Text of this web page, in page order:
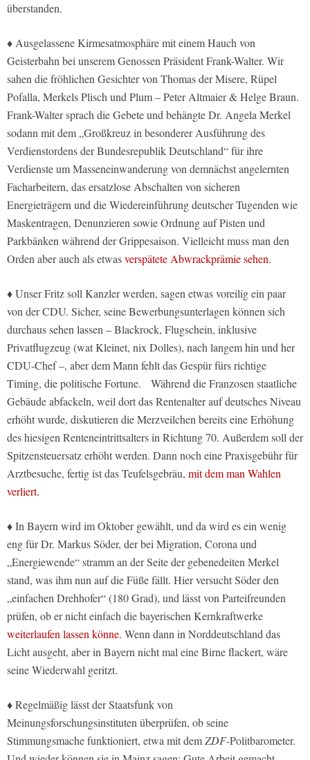
überstanden.
♦ Ausgelassene Kirmesatmosphäre mit einem Hauch von
Geisterbahn bei unserem Genossen Präsident Frank-Walter. Wir
sahen die fröhlichen Gesichter von Thomas der Misere, Rüpel
Pofalla, Merkels Plisch und Plum – Peter Altmaier & Helge Braun.
Frank-Walter sprach die Gebete und behängte Dr. Angela Merkel
sodann mit dem „Großkreuz in besonderer Ausführung des
Verdienstordens der Bundesrepublik Deutschland“ für ihre
Verdienste um Masseneinwanderung von demnächst angelernten
Facharbeitern, das ersatzlose Abschalten von sicheren
Energieträgern und die Wiedereinführung deutscher Tugenden wie
Maskentragen, Denunzieren sowie Ordnung auf Pisten und
Parkbänken während der Grippesaison. Vielleicht muss man den
Orden aber auch als etwasverspätete Abwrackprämie sehen.
♦ Unser Fritz soll Kanzler werden, sagen etwas voreilig ein paar
von der CDU. Sicher, seine Bewerbungsunterlagen können sich
durchaus sehen lassen – Blackrock, Flugschein, inklusive
Privatflugzeug (wat Kleinet, nix Dolles), nach langem hin und her
CDU-Chef –, aber dem Mann fehlt das Gespür fürs richtige
Timing, die politische Fortune. Während die Franzosen staatliche
Gebäude abfackeln, weil dort das Rentenalter auf deutsches Niveau
erhöht wurde, diskutieren die Merzveilchen bereits eine Erhöhung
des hiesigen Renteneintrittsalters in Richtung 70. Außerdem soll der
Spitzensteuersatz erhöht werden. Dann noch eine Praxisgebühr für
Arztbesuche, fertig ist das Teufelsgebräu, mit dem man Wahlen
verliert.
♦ In Bayern wird im Oktober gewählt, und da wird es ein wenig
eng für Dr. Markus Söder, der bei Migration, Corona und
„Energiewende“ stramm an der Seite der gebenedeiten Merkel
stand, was ihm nun auf die Füße fällt. Hier versucht Söder den
„einfachen Drehhofer“ (180 Grad), und lässt von Parteifreunden
prüfen, ob er nicht einfach die bayerischen Kernkraftwerke
weiterlaufen lassen könne. Wenn dann in Norddeutschland das
Licht ausgeht, aber in Bayern nicht mal eine Birne flackert, wäre
seine Wiederwahl geritzt.
♦ Regelmäßig lässt der Staatsfunk von
Meinungsforschungsinstituten überprüfen, ob seine
Stimmungsmache funktioniert, etwa mit demZDF-Politbarometer.